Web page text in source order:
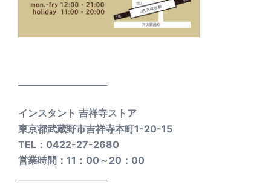
インスタント 吉祥寺ストア
東京都武蔵野市吉祥寺本町1-20-15
TEL：0422-27-2680
営業時間：11：00～20：00